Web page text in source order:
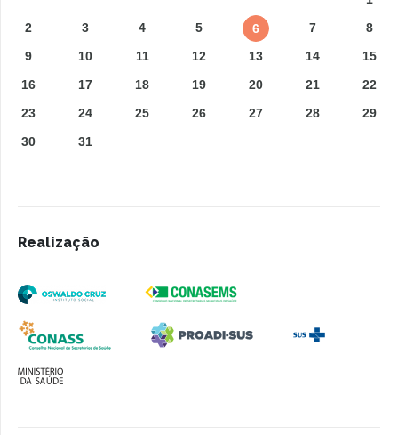
2
3 4 5 6 7
8
9
10 11 12 13 14
15
16
17 18 19 20 21
22
23
24 25 26 27 28
29
30
31
Realização